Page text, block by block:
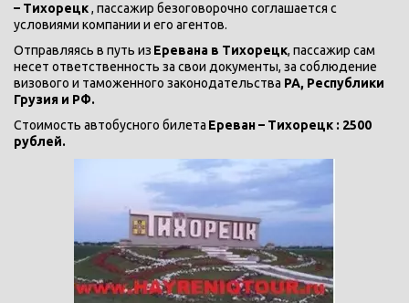
– Тихорецк , пассажир безоговорочно соглашается с
условиями компании и его агентов.
Отправляясь в путь из Еревана в Тихорецк, пассажир сам
несет ответственность за свои документы, за соблюдение
визового и таможенного законодательства РА, Республики
Грузия и РФ.
Стоимость автобусного билета Ереван – Тихорецк : 2500
рублей.